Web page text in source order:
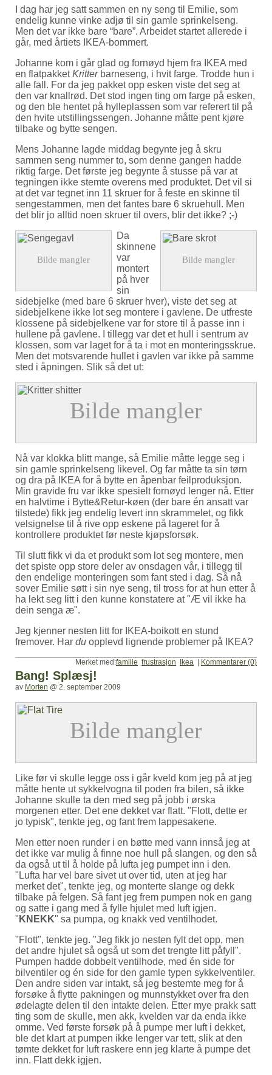
I dag har jeg satt sammen en ny seng til Emilie, som
endelig kunne vinke adjø til sin gamle sprinkelseng.
Men det var ikke bare “bare”. Arbeidet startet allerede i
går, med årtiets IKEA-bommert.
Johanne kom i går glad og fornøyd hjem fra IKEA med
en flatpakketKritterbarneseng, i hvit farge. Trodde hun i
alle fall. For da jeg pakket opp esken viste det seg at
den var knallrød. Det stod ingen ting om farge på esken,
og den ble hentet på hylleplassen som var referert til på
den hvite utstillingssengen. Johanne måtte pent kjøre
tilbake og bytte sengen.
Mens Johanne lagde middag begynte jeg å skru
sammen seng nummer to, som denne gangen hadde
riktig farge. Det første jeg begynte å stusse på var at
tegningen ikke stemte overens med produktet. Det vil si
at det var tegnet inn 11 skruer for å feste en skinne til
sengestammen, men det fantes bare 6 skruehull. Men
det blir jo alltid noen skruer til overs, blir det ikke? ;-)
Da
skinnene
var
montert
på hver
sin
sidebjelke (med bare 6 skruer hver), viste det seg at
sidebjelkene ikke lot seg montere i gavlene. De utfreste
klossene på sidebjelkene var for store til å passe inn i
hullene på gavlene. I tillegg var det et hull i sentrum av
klossen, som var laget for å ta i mot en monteringsskrue.
Men det motsvarende hullet i gavlen var ikke på samme
sted i åpningen. Slik så det ut:
Nå var klokka blitt mange, så Emilie måtte legge seg i
sin gamle sprinkelseng likevel. Og far måtte ta sin tørn
og dra på IKEA for å bytte en åpenbar feilproduksjon.
Min gravide fru var ikke spesielt fornøyd lenger nå. Etter
en halvtime i Bytte&Retur-køen (der bare én ansatt var
tilstede) fikk jeg endelig levert inn skrammelet, og fikk
velsignelse til å rive opp eskene på lageret for å
kontrollere produktet før neste kjøpsforsøk.
Til slutt fikk vi da et produkt som lot seg montere, men
det spiste opp store deler av onsdagen vår, i tillegg til
den endelige monteringen som fant sted i dag. Så nå
sover Emilie søtt i sin nye seng, til tross for at hun etter å
ha lekt seg litt i den kunne konstatere at Æ vil ikke ha
dein senga æ .
Jeg kjenner nesten litt for IKEA-boikott en stund
fremover. Har du opplevd lignende problemer på IKEA?
Merket med:familie frustrasjon Ikea Kommentarer (0)
Bang! Splæsj!
av Morten @ 2. september 2009
Like før vi skulle legge oss i går kveld kom jeg på at jeg
måtte hente ut sykkelvogna til poden fra bilen, så ikke
Johanne skulle ta den med seg på jobb i ørska
morgenen etter. Det ene dekket var flatt.
Flott, dette er
jo typisk , tenkte jeg, og fant frem lappesakene.
Men etter noen runder i en bøtte med vann innså jeg at
det ikke var mulig å finne noe hull på slangen, og den så
da også ut til å holde på lufta jeg pumpet inn i den.
Lufta har vel bare sivet ut over tid, uten at jeg har
merket det , tenkte jeg, og monterte slange og dekk
tilbake på felgen. Så fant jeg frem pumpen nok en gang
og satte i gang med å fylle hjulet med luft igjen.
KNEKK
sa pumpa, og knakk ved ventilhodet.
Flott , tenkte jeg.
Jeg fikk jo nesten fylt det opp, men
det andre hjulet så også ut som det trengte litt påfyll
.
Pumpen hadde dobbelt ventilhode, med én side for
bilventiler og én side for den gamle typen sykkelventiler.
Den andre siden var intakt, så jeg bestemte meg for å
forsøke å flytte pakningen og munnstykket over fra den
ødelagte delen til den intakte delen. Etter mye prakk satt
ting som de skulle, men akk, kvelden var da enda ikke
omme. Ved første forsøk på å pumpe mer luft i dekket,
ble det klart at pumpen ikke lenger var tett, slik at den
tømte dekket for luft raskere enn jeg klarte å pumpe det
inn. Flatt dekk igjen.